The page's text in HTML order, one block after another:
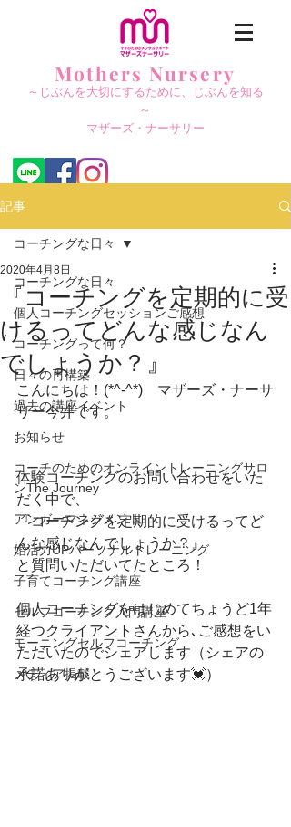
Mothers Nursery
～じぶんを大切にするために、じぶんを知る
～
​マザーズ・ナーサリー
記事
コーチングな日々
個人コーチングセッションご感想
コーチングって何？
日々の再構築
過去の講座イベント
お知らせ
コーチのためのオンライントレーニングサロ
ンThe Journey
アンガーマネジメント
婚活力UPパーソナルトレーニング
子育てコーチング講座
セルフコーチング入門講座
モーニングセルフコーチング
メディア掲載
コーチングな日々
『コーチングを定期的に受
けるってどんな感じなん
でしょうか？』
2020年4月8日
こんにちは！(*^-^*)　マザーズ・ナーサ
リー今井です。
体験コーチングのお問い合わせをいた
だく中で、
『コーチングを定期的に受けるってど
んな感じなんでしょうか？』
と質問いただいてたところ！
個人コーチングをはじめてちょうど1年
経つクライアントさんから､ご感想をい
ただいたのでシェアします（シェアの
承諾ありがとうございます💓）